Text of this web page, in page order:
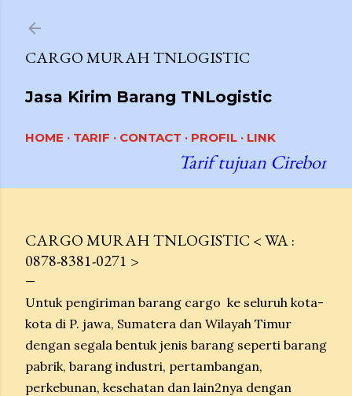
CARGO MURAH TNLOGISTIC
Jasa Kirim Barang TNLogistic
HOME TARIF CONTACT PROFIL LINK
Tarif tujuan Cirebon
CARGO MURAH TNLOGISTIC < WA :
0878-8381-0271 >
Untuk pengiriman barang cargo ke seluruh kota-
kota di P. jawa, Sumatera dan Wilayah Timur
dengan segala bentuk jenis barang seperti barang
pabrik, barang industri, pertambangan,
perkebunan, kesehatan dan lain2nya dengan